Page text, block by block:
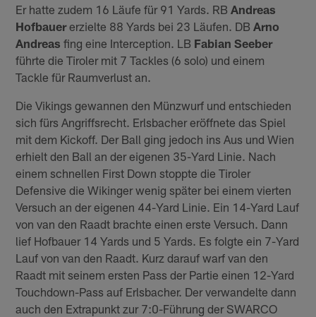
Er hatte zudem 16 Läufe für 91 Yards. RB Andreas
Hofbauererzielte 88 Yards bei 23 Läufen. DB Arno
Andreas fing eine Interception. LB Fabian Seeber
führte die Tiroler mit 7 Tackles (6 solo) und einem
Tackle für Raumverlust an.
Die Vikings gewannen den Münzwurf und entschieden
sich fürs Angriffsrecht. Erlsbacher eröffnete das Spiel
mit dem Kickoff. Der Ball ging jedoch ins Aus und Wien
erhielt den Ball an der eigenen 35-Yard Linie. Nach
einem schnellen First Down stoppte die Tiroler
Defensive die Wikinger wenig später bei einem vierten
Versuch an der eigenen 44-Yard Linie. Ein 14-Yard Lauf
von van den Raadt brachte einen erste Versuch. Dann
lief Hofbauer 14 Yards und 5 Yards. Es folgte ein 7-Yard
Lauf von van den Raadt. Kurz darauf warf van den
Raadt mit seinem ersten Pass der Partie einen 12-Yard
Touchdown-Pass auf Erlsbacher. Der verwandelte dann
auch den Extrapunkt zur 7:0-Führung der SWARCO